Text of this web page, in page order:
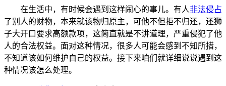
在生活中，有时候会遇到这样闹心的事儿。有人非法侵占
了别人的财物，本来就该物归原主，可他不但拒不归还，还狮
子大开口要求高额款项，这简直就是不讲道理，严重侵犯了他
人的合法权益。面对这种情况，很多人可能会感到不知所措，
不知道该如何维护自己的权益。接下来咱们就详细说说遇到这
种情况该怎么处理。